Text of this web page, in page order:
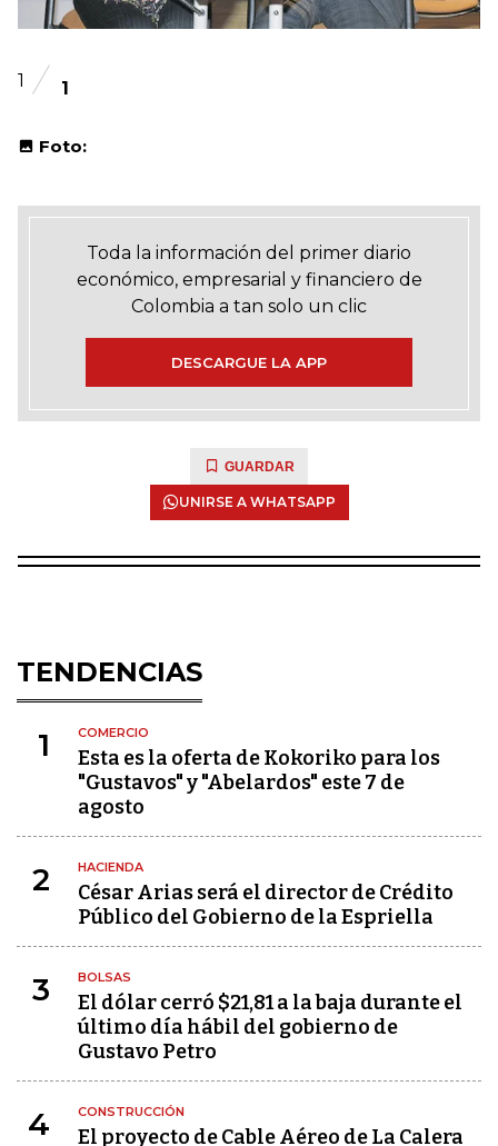
1 1
Foto:
Toda la información del primer diario
económico, empresarial y financiero de
Colombia a tan solo un clic
DESCARGUE LA APP
GUARDAR
UNIRSE A WHATSAPP
TENDENCIAS
1 COMERCIO
Esta es la oferta de Kokoriko para los
"Gustavos" y "Abelardos" este 7 de
agosto
2 HACIENDA
César Arias será el director de Crédito
Público del Gobierno de la Espriella
3 BOLSAS
El dólar cerró $21,81 a la baja durante el
último día hábil del gobierno de
Gustavo Petro
4 CONSTRUCCIÓN
El proyecto de Cable Aéreo de La Calera